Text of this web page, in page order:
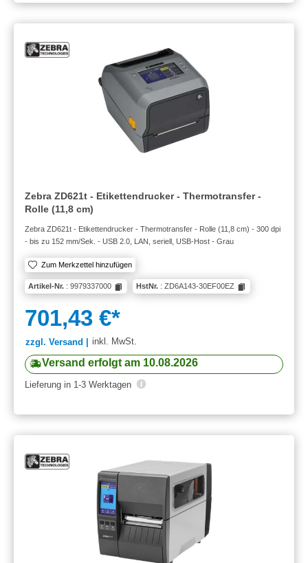
Zebra ZD621t - Etikettendrucker - Thermotransfer -
Rolle (11,8 cm)
Zebra ZD621t - Etikettendrucker - Thermotransfer - Rolle (11,8 cm) - 300 dpi
- bis zu 152 mm/Sek. - USB 2.0, LAN, seriell, USB-Host - Grau
Zum Merkzettel hinzufügen
Artikel-Nr. : 9979337000 HstNr. : ZD6A143-30EF00EZ
701,43 €*
zzgl. Versand | inkl. MwSt.
Versand erfolgt am 10.08.2026
Lieferung in 1-3 Werktagen